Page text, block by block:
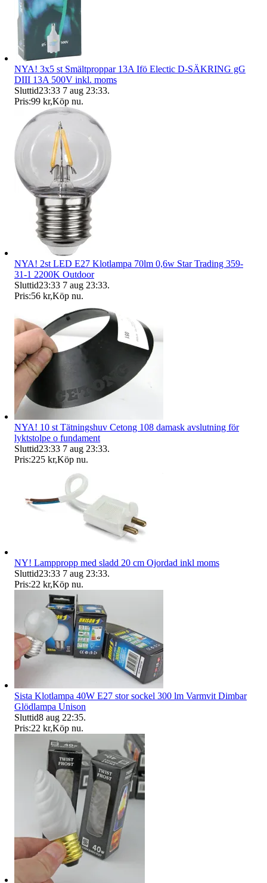
NYA! 3x5 st Smältproppar 13A Ifö Electic D-SÄKRING gG
DIII 13A 500V inkl. moms
Sluttid23:33 7 aug 23:33.
Pris:99 kr,Köp nu.
NYA! 2st LED E27 Klotlampa 70lm 0,6w Star Trading 359-
31-1 2200K Outdoor
Sluttid23:33 7 aug 23:33.
Pris:56 kr,Köp nu.
NYA! 10 st Tätningshuv Cetong 108 damask avslutning för
lyktstolpe o fundament
Sluttid23:33 7 aug 23:33.
Pris:225 kr,Köp nu.
NY! Lamppropp med sladd 20 cm Ojordad inkl moms
Sluttid23:33 7 aug 23:33.
Pris:22 kr,Köp nu.
Sista Klotlampa 40W E27 stor sockel 300 lm Varmvit Dimbar
Glödlampa Unison
Sluttid8 aug 22:35.
Pris:22 kr,Köp nu.